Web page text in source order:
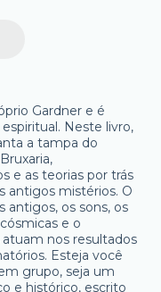
Gardner e é
Neste livro,
a tampa do
e as teorias por trás
antigos mistérios. O
antigos, os sons, os
e o
nos resultados
Esteja você
grupo, seja um
e histórico, escrito